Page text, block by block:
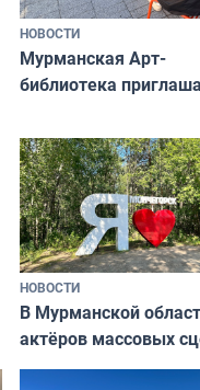
НОВОСТИ
Мурманская Арт-
библиотека
и фотографов
НОВОСТИ
В Мурманской
актёров массовых
съёмок в